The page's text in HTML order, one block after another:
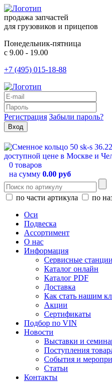
продажа запчастей
для грузовиков и прицепов
Понедельник-пятница
с 9.00 - 19.00
+7 (495) 015-18-88
Регистрация Забыли пароль?
0 товаров
на сумму 0.00 руб
по части артикула
по
Оси
Подвеска
Ассортимент
О нас
Информация
Сервисные станции
Каталог онлайн
Каталог PDF
Доставка
Как стать нашим
Акции
Сертификаты
Подбор по VIN
Новости
Выставки и
Поступления
События и
Статьи
Контакты